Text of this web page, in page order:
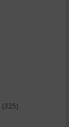
(325)